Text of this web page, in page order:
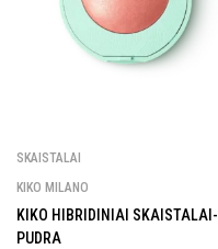
SKAISTALAI
KIKO MILANO
KIKO HIBRIDINIAI SKAISTALAI-
PUDRA